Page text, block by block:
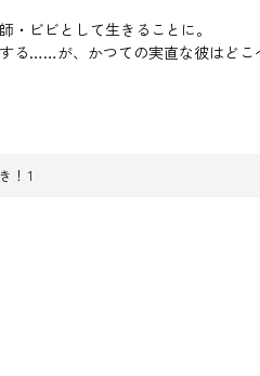
ビビとして生きることに。
る……が、かつての実直な彼はど
！ 1